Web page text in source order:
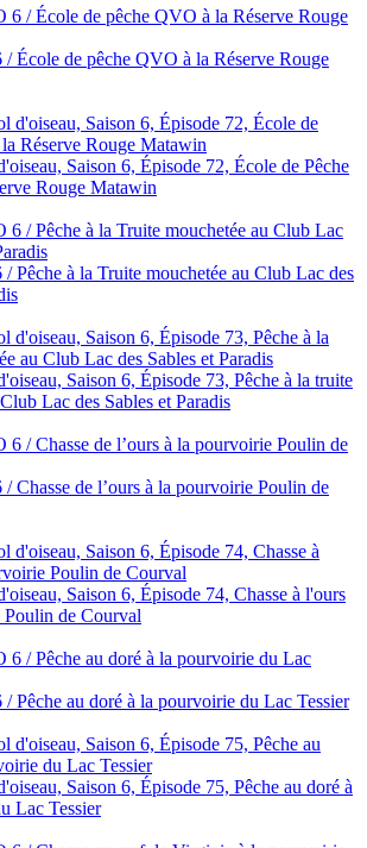
/ École de pêche QVO à la Réserve Rouge
Saison 6, Épisode 72, École de Pêche
Rouge Matawin
Pêche à la Truite mouchetée au Club Lac des
Saison 6, Épisode 73, Pêche à la truite
Lac des Sables et Paradis
Chasse de l’ours à la pourvoirie Poulin de
Saison 6, Épisode 74, Chasse à l'ours
de Courval
Pêche au doré à la pourvoirie du Lac Tessier
Saison 6, Épisode 75, Pêche au doré à
Lac Tessier